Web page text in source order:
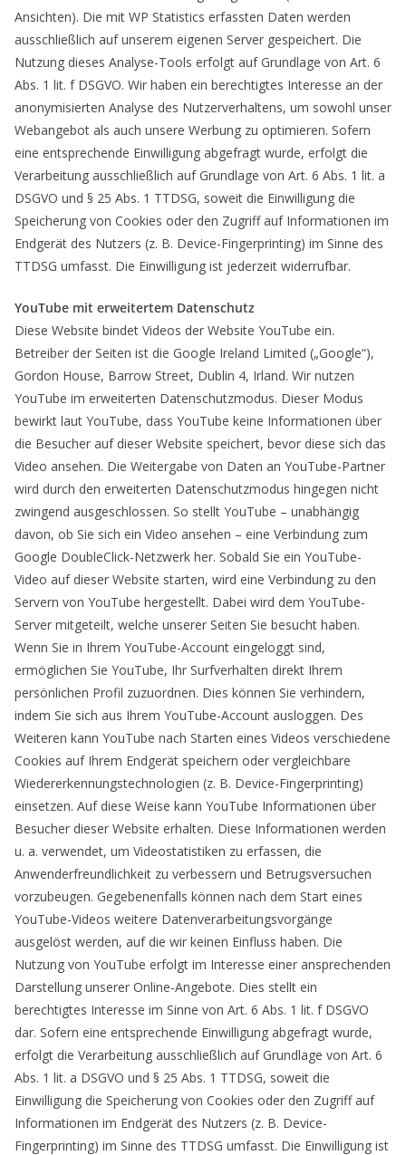
Ansichten). Die mit WP Statistics erfassten Daten werden
ausschließlich auf unserem eigenen Server gespeichert. Die
Nutzung dieses Analyse-Tools erfolgt auf Grundlage von Art. 6
Abs. 1 lit. f DSGVO. Wir haben ein berechtigtes Interesse an der
anonymisierten Analyse des Nutzerverhaltens, um sowohl unser
Webangebot als auch unsere Werbung zu optimieren. Sofern
eine entsprechende Einwilligung abgefragt wurde, erfolgt die
Verarbeitung ausschließlich auf Grundlage von Art. 6 Abs. 1 lit. a
DSGVO und § 25 Abs. 1 TTDSG, soweit die Einwilligung die
Speicherung von Cookies oder den Zugriff auf Informationen im
Endgerät des Nutzers (z. B. Device-Fingerprinting) im Sinne des
TTDSG umfasst. Die Einwilligung ist jederzeit widerrufbar.
YouTube mit erweitertem Datenschutz
Diese Website bindet Videos der Website YouTube ein.
Betreiber der Seiten ist die Google Ireland Limited („Google“),
Gordon House, Barrow Street, Dublin 4, Irland. Wir nutzen
YouTube im erweiterten Datenschutzmodus. Dieser Modus
bewirkt laut YouTube, dass YouTube keine Informationen über
die Besucher auf dieser Website speichert, bevor diese sich das
Video ansehen. Die Weitergabe von Daten an YouTube-Partner
wird durch den erweiterten Datenschutzmodus hingegen nicht
zwingend ausgeschlossen. So stellt YouTube – unabhängig
davon, ob Sie sich ein Video ansehen – eine Verbindung zum
Google DoubleClick-Netzwerk her. Sobald Sie ein YouTube-
Video auf dieser Website starten, wird eine Verbindung zu den
Servern von YouTube hergestellt. Dabei wird dem YouTube-
Server mitgeteilt, welche unserer Seiten Sie besucht haben.
Wenn Sie in Ihrem YouTube-Account eingeloggt sind,
ermöglichen Sie YouTube, Ihr Surfverhalten direkt Ihrem
persönlichen Profil zuzuordnen. Dies können Sie verhindern,
indem Sie sich aus Ihrem YouTube-Account ausloggen. Des
Weiteren kann YouTube nach Starten eines Videos verschiedene
Cookies auf Ihrem Endgerät speichern oder vergleichbare
Wiedererkennungstechnologien (z. B. Device-Fingerprinting)
einsetzen. Auf diese Weise kann YouTube Informationen über
Besucher dieser Website erhalten. Diese Informationen werden
u. a. verwendet, um Videostatistiken zu erfassen, die
Anwenderfreundlichkeit zu verbessern und Betrugsversuchen
vorzubeugen. Gegebenenfalls können nach dem Start eines
YouTube-Videos weitere Datenverarbeitungsvorgänge
ausgelöst werden, auf die wir keinen Einfluss haben. Die
Nutzung von YouTube erfolgt im Interesse einer ansprechenden
Darstellung unserer Online-Angebote. Dies stellt ein
berechtigtes Interesse im Sinne von Art. 6 Abs. 1 lit. f DSGVO
dar. Sofern eine entsprechende Einwilligung abgefragt wurde,
erfolgt die Verarbeitung ausschließlich auf Grundlage von Art. 6
Abs. 1 lit. a DSGVO und § 25 Abs. 1 TTDSG, soweit die
Einwilligung die Speicherung von Cookies oder den Zugriff auf
Informationen im Endgerät des Nutzers (z. B. Device-
Fingerprinting) im Sinne des TTDSG umfasst. Die Einwilligung ist